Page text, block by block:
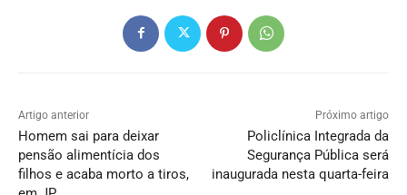
Artigo anterior
Homem sai para deixar
pensão alimentícia dos
filhos e acaba morto a tiros,
Próximo artigo
Policlínica Integrada da
Segurança Pública será
inaugurada nesta quarta-feira